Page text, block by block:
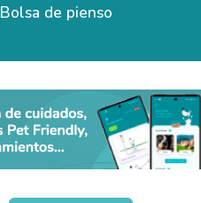
Bolsa de pienso